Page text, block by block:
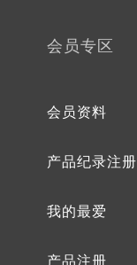
会员专区
会员资料
产品纪录注册
我的最爱
产品注册